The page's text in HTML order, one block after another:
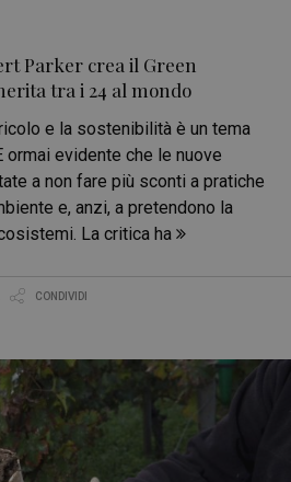
Parker crea il Green
tra i 24 al mondo
e la sostenibilità è un tema
ormai evidente che le nuove
a non fare più sconti a pratiche
e, anzi, a pretendono la
La critica ha
CONDIVIDI